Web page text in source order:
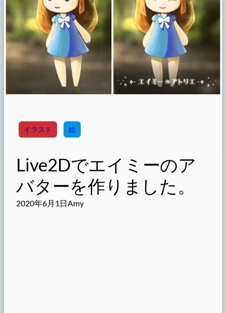
イラスト 絵
Live2Dでエイミーのア
バターを作りました。
2020年6月1日Amy